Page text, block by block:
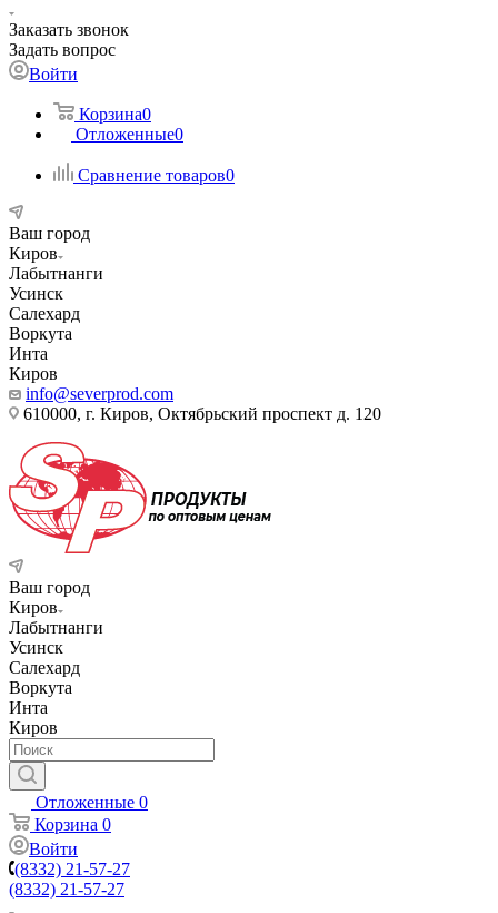
Заказать звонок
Задать вопрос
Войти
Корзина0
Отложенные0
Сравнение товаров0
Ваш город
Киров
Лабытнанги
Усинск
Салехард
Воркута
Инта
Киров
info@severprod.com
610000, г. Киров, Октябрьский проспект д. 120
Ваш город
Киров
Лабытнанги
Усинск
Салехард
Воркута
Инта
Киров
Отложенные 0
Корзина 0
Войти
(8332) 21-57-27
(8332) 21-57-27